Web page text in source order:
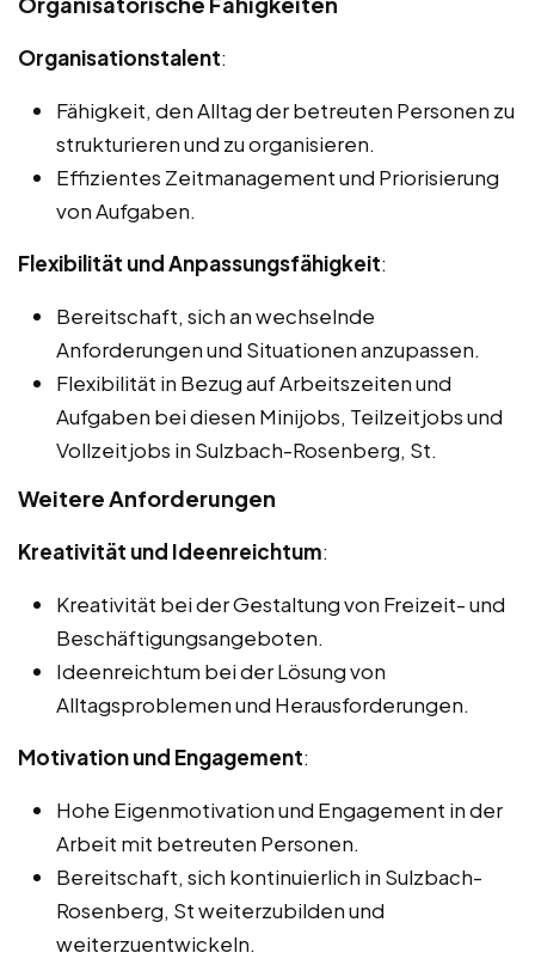
Organisationstalent:
Fähigkeit, den Alltag der betreuten Personen zu
strukturieren und zu organisieren.
Effizientes Zeitmanagement und Priorisierung
von Aufgaben.
Flexibilität und Anpassungsfähigkeit:
Bereitschaft, sich an wechselnde
Anforderungen und Situationen anzupassen.
Flexibilität in Bezug auf Arbeitszeiten und
Aufgaben bei diesen Minijobs, Teilzeitjobs und
Vollzeitjobs in Sulzbach-Rosenberg, St.
Weitere Anforderungen
Kreativität und Ideenreichtum:
Kreativität bei der Gestaltung von Freizeit- und
Beschäftigungsangeboten.
Ideenreichtum bei der Lösung von
Alltagsproblemen und Herausforderungen.
Motivation und Engagement:
Hohe Eigenmotivation und Engagement in der
Arbeit mit betreuten Personen.
Bereitschaft, sich kontinuierlich in Sulzbach-
Rosenberg, St weiterzubilden und
weiterzuentwickeln.